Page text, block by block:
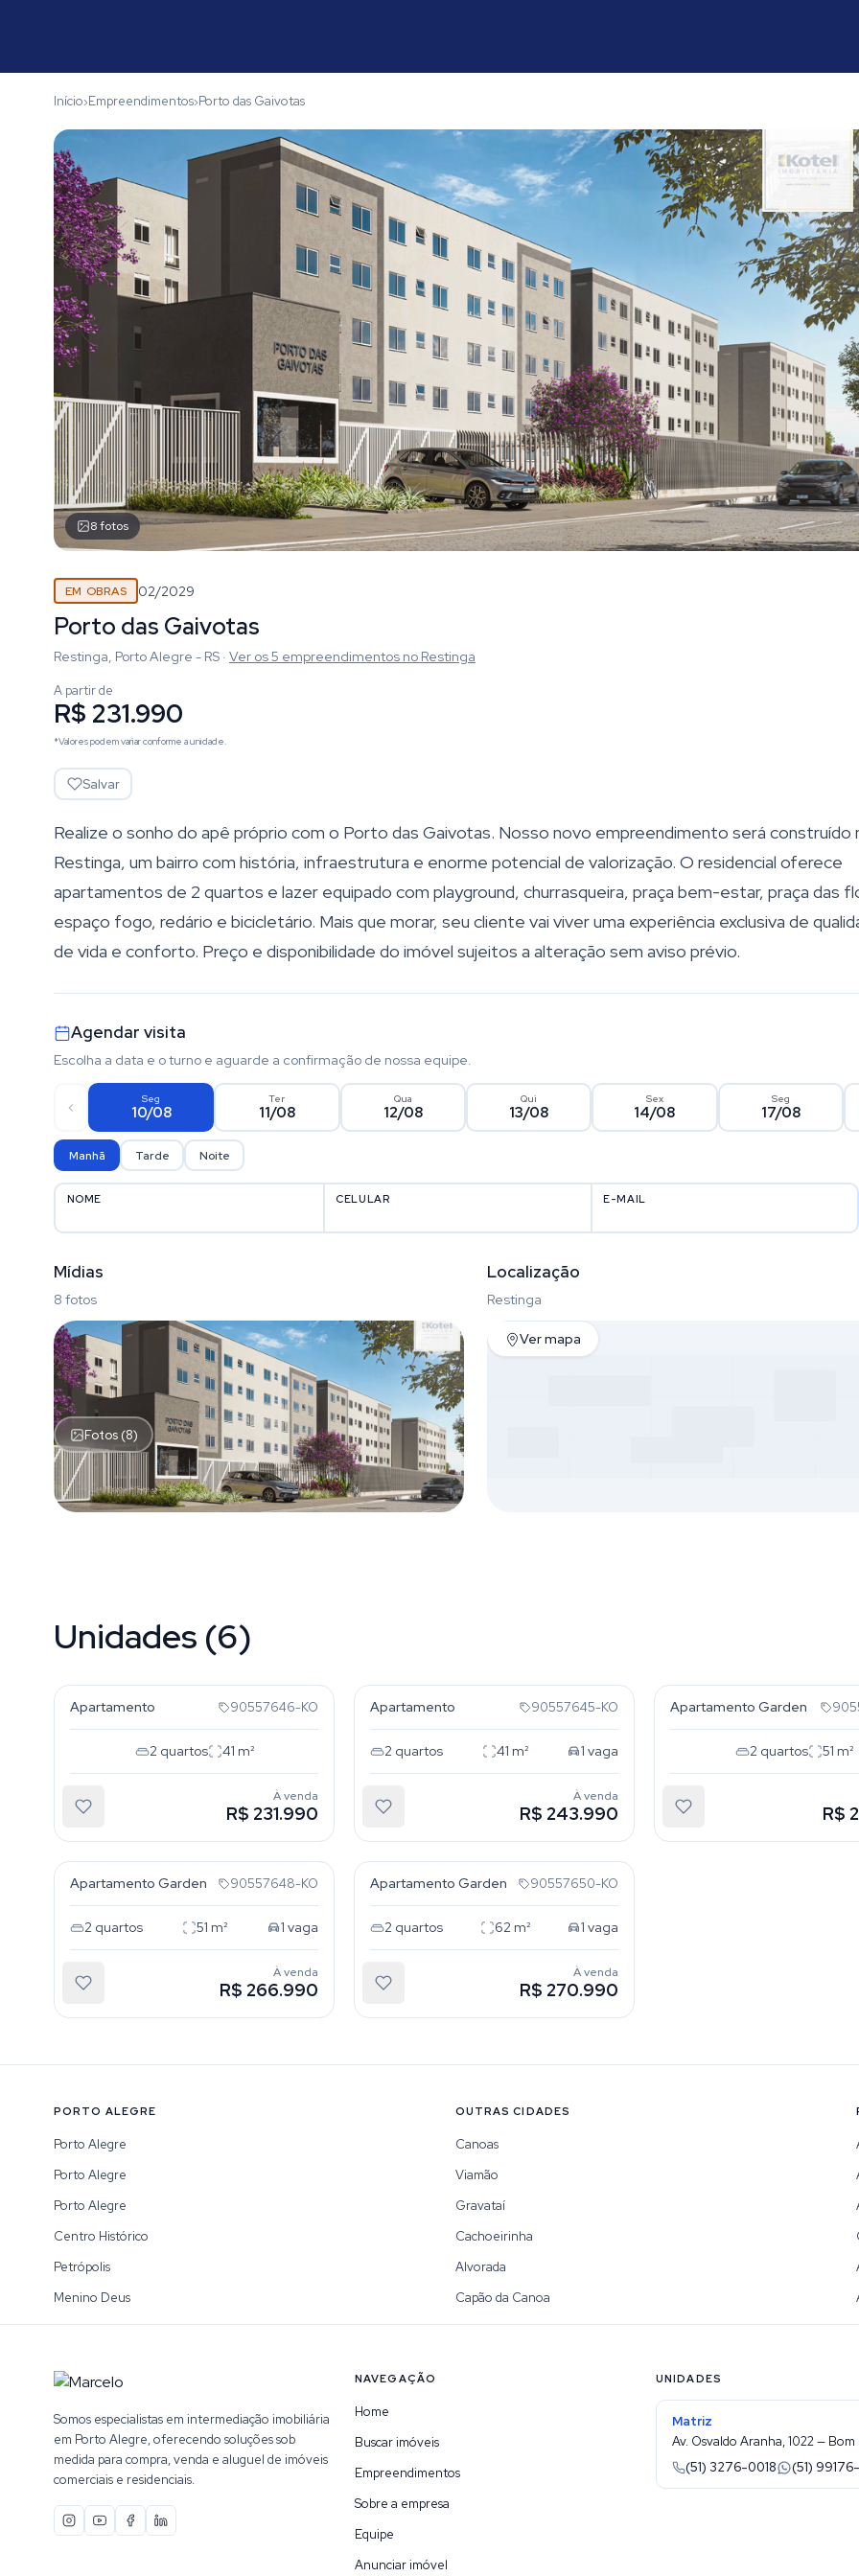
Início›Empreendimentos›Porto das Gaivotas
8fotos
EM OBRAS 02/2029
Porto das Gaivotas
Restinga, Porto Alegre - RS · Ver os5 empreendimentos no Restinga
A partir de
R$ 231.990
*Valores podem variar conforme a unidade.
Salvar
Realize o sonho do apê próprio com o Porto das Gaivotas. Nosso novo empreendimento será construído
Restinga, um bairro com história, infraestrutura e enorme potencial de valorização. O residencial oferece
apartamentos de 2 quartos e lazer equipado com playground, churrasqueira, praça bem-estar, praça das
espaço fogo, redário e bicicletário. Mais que morar, seu cliente vai viver uma experiência exclusiva de
de vida e conforto. Preço e disponibilidade do imóvel sujeitos a alteração sem aviso prévio.
Agendar visita
Escolha a data e o turno e aguarde a confirmação de nossa equipe.
Seg
10/08
Ter
11/08
Qua
12/08
Qui
13/08
Sex
14/08
Seg
17/08
Manhã Tarde Noite
NOME CELULAR E-MAIL
Mídias
8 fotos
Fotos (8)
Localização
Restinga
Ver mapa
Unidades (6)
Apartamento 90557646-KO
2 quartos 41 m²
À venda
R$ 231.990
Apartamento 90557645-KO
2 quartos 41 m² 1 vaga
À venda
R$ 243.990
Apartamento Garden
2 quartos 51 m²
R$
Restinga
Apartamento Garden 90557648-KO
2 quartos 51 m² 1 vaga
À venda
R$ 266.990
Restinga
Apartamento Garden 90557650-KO
2 quartos 62m² 1 vaga
À venda
R$ 270.990
PORTO ALEGRE
Porto Alegre
Porto Alegre
Porto Alegre
Centro Histórico
Petrópolis
Menino Deus
OUTRAS CIDADES
Canoas
Viamão
Gravataí
Cachoeirinha
Alvorada
Capão da Canoa
Somos especialistas em intermediação imobiliária
em Porto Alegre, oferecendo soluções sob
medida para compra, venda e aluguel de imóveis
comerciais e residenciais.
NAVEGAÇÃO
Home
Buscar imóveis
Empreendimentos
Sobre a empresa
Equipe
Anunciar imóvel
UNIDADES
Matriz
Av. Osvaldo Aranha, 1022 —
(51) 3276-0018
(51)